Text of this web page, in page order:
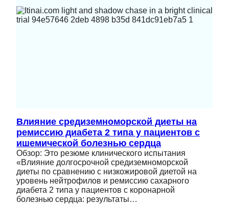
Влияние средиземноморской диеты на
ремиссию диабета 2 типа у пациентов с
ишемической болезнью сердца
Обзор: Это резюме клинического испытания
«Влияние долгосрочной средиземноморской
диеты по сравнению с низкожировой диетой на
уровень нейтрофилов и ремиссию сахарного
диабета 2 типа у пациентов с коронарной
болезнью сердца: результаты…